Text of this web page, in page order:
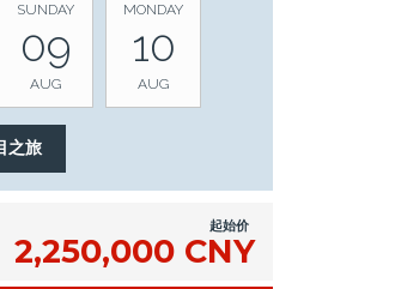
SUNDAY
09
AUG
MONDAY
10
AUG
起始价
2,250,000 CNY